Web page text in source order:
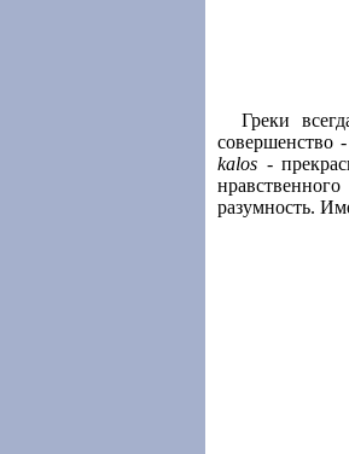
Греки
совершенство
kalos -
разумность.